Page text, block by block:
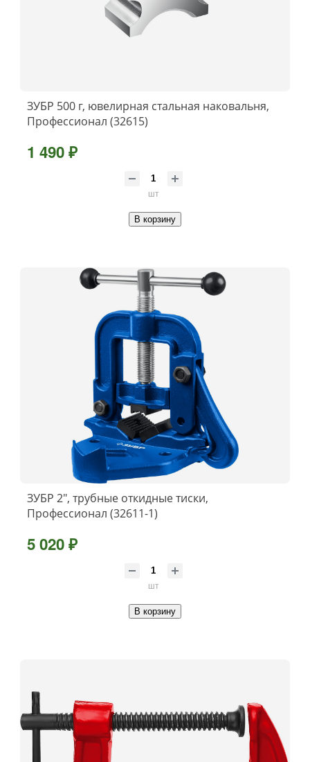
ЗУБР 500 г, ювелирная стальная наковальня,
Профессионал (32615)
1 490 ₽
шт
В корзину
ЗУБР 2″, трубные откидные тиски,
Профессионал (32611-1)
5 020 ₽
шт
В корзину